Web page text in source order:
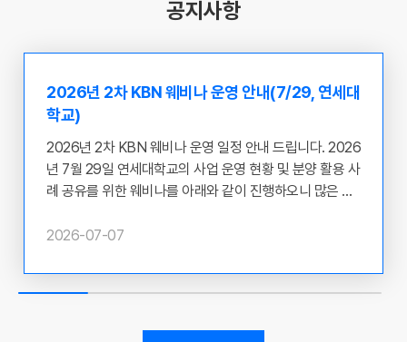
공지사항
2026년 2차 KBN 웨비나 운영 안내(7/29, 연세대
학교)
2026년 2차 KBN 웨비나 운영 일정 안내 드립니다. 2026
년 7월 29일 연세대학교의 사업 운영 현황 및 분양 활용 사
례 공유를 위한 웨비나를 아래와 같이 진행하오니 많은 관
교 ○ 일시 : 2026.07.29(수) 12:00~13:00 ○ 목적 : 질병
공유 ○ 참석 대상 : KBN 참여 기관 연구 책임자 및 실무
자, 인체유래물은행 관련자 및 이용자 ○ 참석 방법 : Zoo
2026-07-07